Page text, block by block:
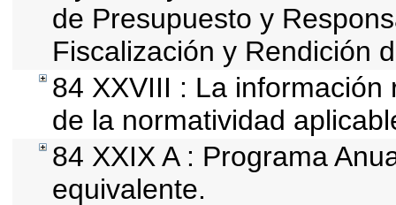
de Presupuesto y
Fiscalización y Rendición
84 XXVIII : La
de la normatividad
84 XXIX A : Programa
equivalente.